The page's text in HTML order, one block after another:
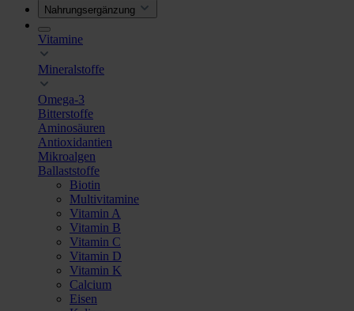
Nahrungsergänzung
Vitamine
Mineralstoffe
Omega-3
Bitterstoffe
Aminosäuren
Antioxidantien
Mikroalgen
Ballaststoffe
Biotin
Multivitamine
Vitamin A
Vitamin B
Vitamin C
Vitamin D
Vitamin K
Calcium
Eisen